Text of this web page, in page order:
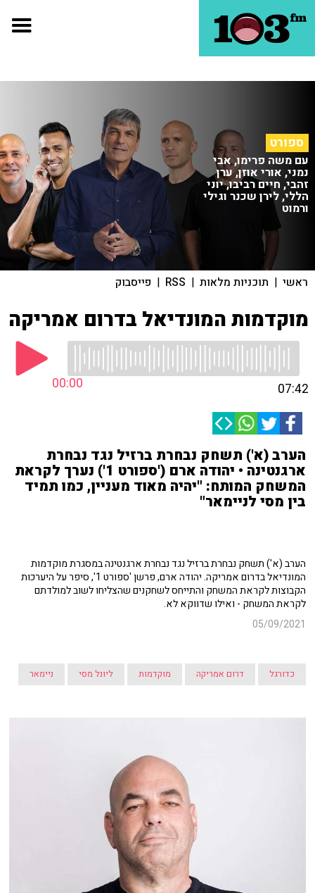
ספורט
עם משה פרימו, אבי
נמני, אורי אוזן, ערן
זהבי, חיים רביבו, יוני
הללי, לירן שכנר וגילי
ורמוט
ראשי | תוכניות מלאות |
RSS
| פייסבוק
מוקדמות המונדיאל בדרום אמריקה
00:00 07:42
הערב (א') תשחק נבחרת ברזיל נגד נבחרת
ארגנטינה • יהודה ארם ('ספורט 1') נערך לקראת
המשחק המותח: "יהיה מאוד מעניין, כמו תמיד
בין מסי לניימאר"
הערב (א') תשחק נבחרת ברזיל נגד נבחרת ארגנטינה במסגרת מוקדמות
המונדיאל בדרום אמריקה. יהודה ארם, פרשן 'ספורט 1', סיפר על היערכות
הקבוצות לקראת המשחק והתייחס לשחקנים שהצליחו לשוב למולדתם
לקראת המשחק - ואילו שדווקא לא.
05/09/2021
כדורגל דרום אמריקה מוקדמות ליונל מסי ניימאר